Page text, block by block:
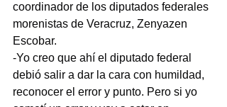
coordinador de los diputados federales
morenistas de Veracruz, Zenyazen
Escobar.
-Yo creo que ahí el diputado federal
debió salir a dar la cara con humildad,
reconocer el error y punto. Pero si yo